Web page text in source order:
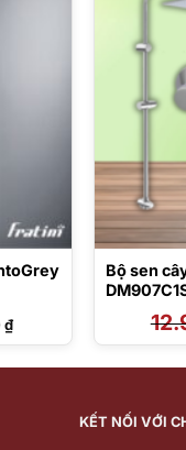
₫Giá
hiện
tại
12.887.000 ₫.
Bộ sen
KẾT NỐI VỚI